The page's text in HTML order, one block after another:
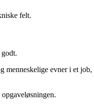
felt.
evner i et